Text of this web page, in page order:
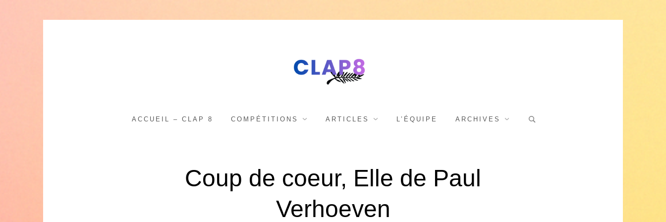
L
A
v
l
ACCUEIL – CLAP 8 COMPÉTITIONS ARTICLES L’ÉQUIPE ARCHIVES
Search
Coup de coeur, Elle de Paul
Verhoeven